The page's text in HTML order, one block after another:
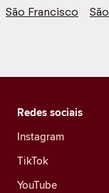
São Francisco
Redes sociais
Instagram
TikTok
YouTube